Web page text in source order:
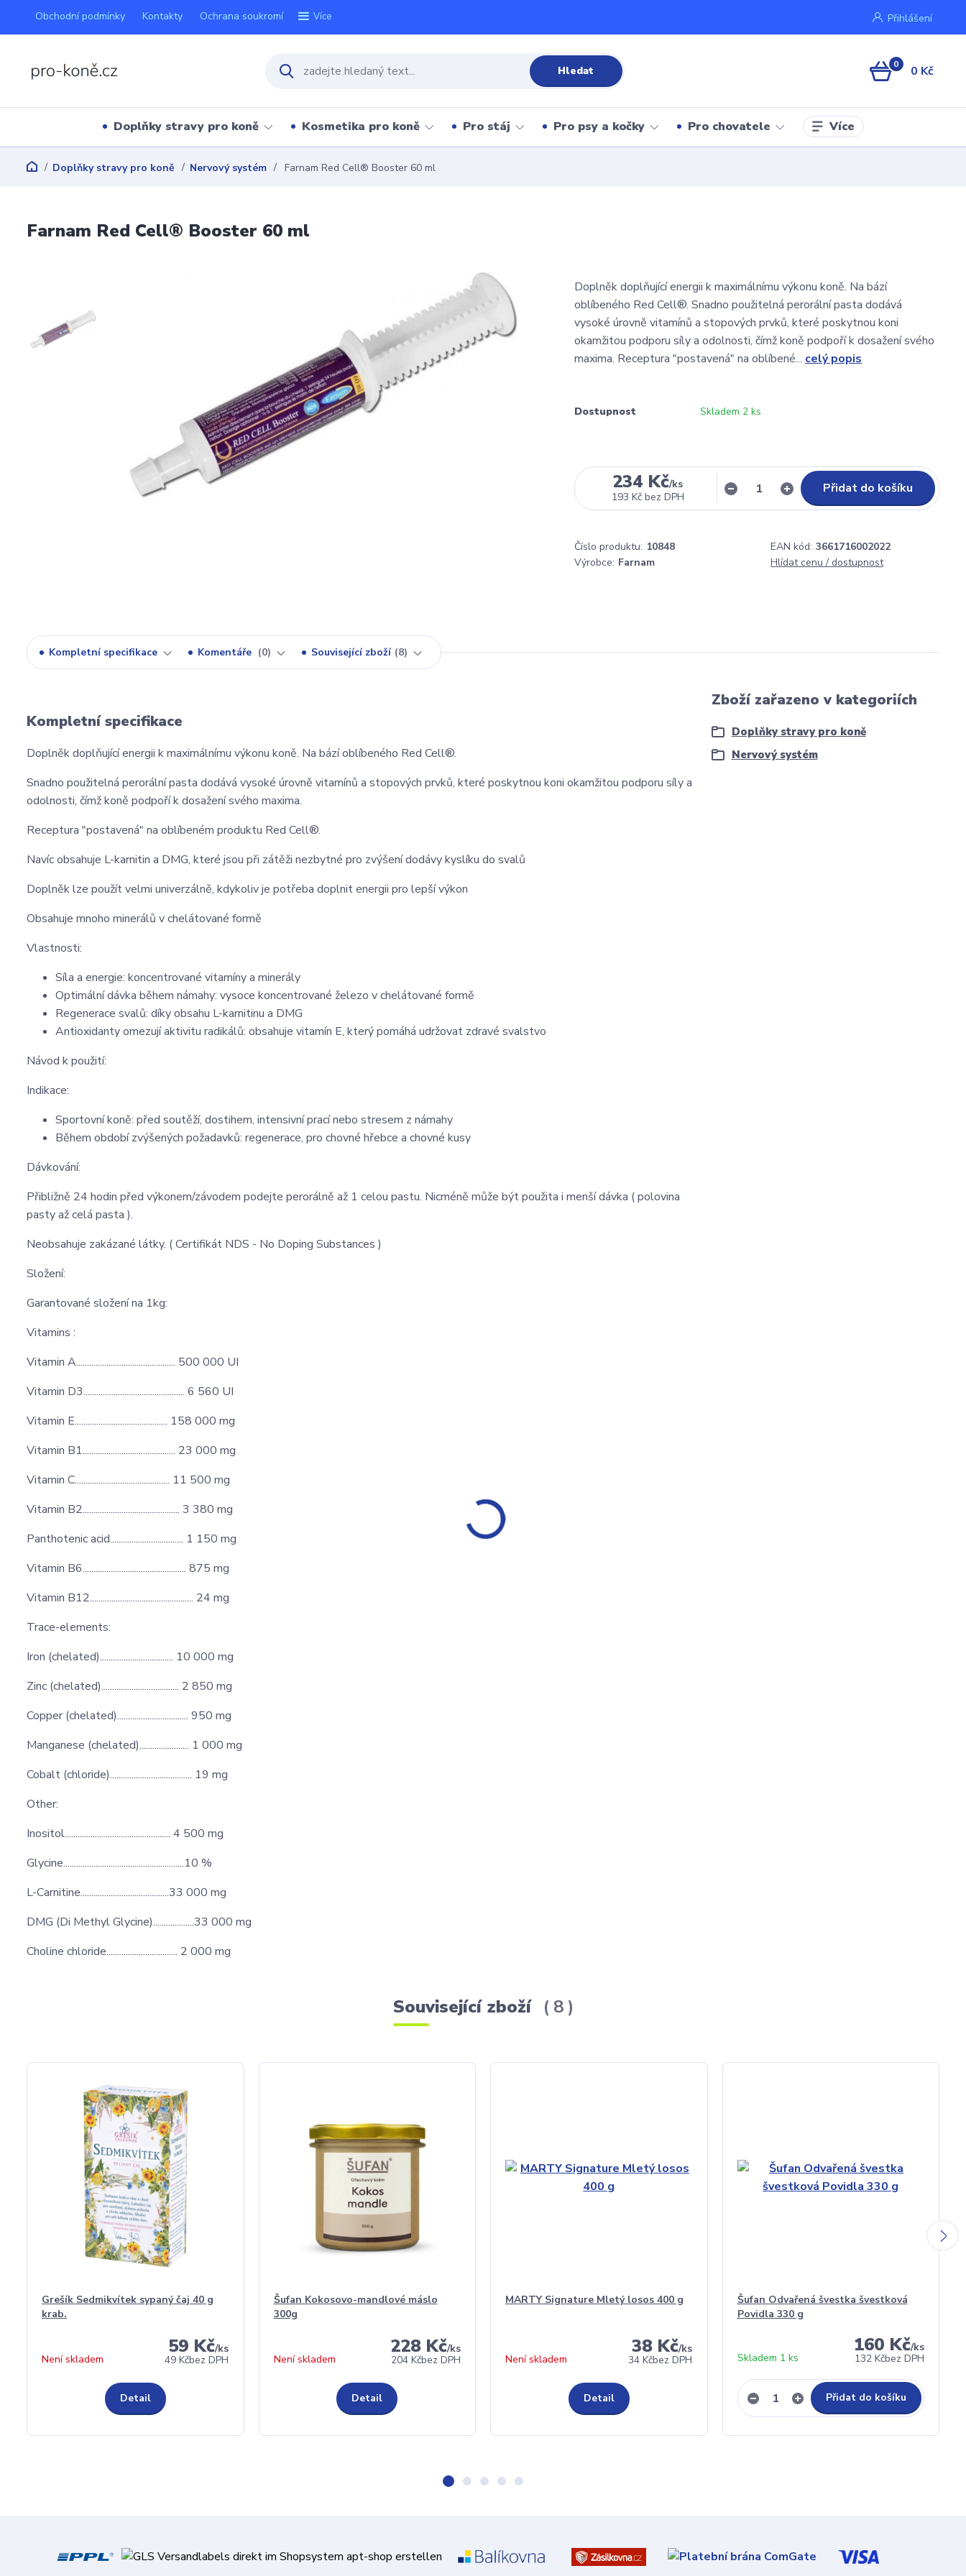
Obchodní podmínky Kontakty Ochrana soukromí Více Přihlášení
Hledat 0 0 Kč
Doplňky stravy pro koně Kosmetika pro koně Pro stáj Pro psy a kočky Pro chovatele Více
Doplňky stravy pro koně Nervový systém Farnam Red Cell® Booster 60 ml
Farnam Red Cell® Booster 60 ml
Doplněk doplňující energii k maximálnímu výkonu koně. Na bází
oblíbeného Red Cell®. Snadno použitelná perorální pasta dodává
vysoké úrovně vitamínů a stopových prvků, které poskytnou koni
okamžitou podporu síly a odolnosti, čímž koně podpoří k dosažení svého
maxima. Receptura "postavená" na oblíbené... celý popis
Dostupnost Skladem 2 ks
234 Kč/ks
193 Kč bez DPH
Přidat do košíku
Číslo produktu: 10848 EAN kód: 3661716002022
Výrobce: Farnam Hlídat cenu / dostupnost
Kompletní specifikace Komentáře 0 Související zboží 8
Kompletní specifikace
Doplněk doplňující energii k maximálnímu výkonu koně. Na bází oblíbeného Red Cell®.
Snadno použitelná perorální pasta dodává vysoké úrovně vitamínů a stopových prvků, které poskytnou koni okamžitou podporu síly a
odolnosti, čímž koně podpoří k dosažení svého maxima.
Receptura "postavená" na oblíbeném produktu Red Cell®.
Navíc obsahuje L-karnitin a DMG, které jsou při zátěži nezbytné pro zvýšení dodávy kyslíku do svalů
Doplněk lze použít velmi univerzálně, kdykoliv je potřeba doplnit energii pro lepší výkon
Obsahuje mnoho minerálů v chelátované formě
Vlastnosti:
Síla a energie: koncentrované vitamíny a minerály
Optimální dávka během námahy: vysoce koncentrované železo v chelátované formě
Regenerace svalů: díky obsahu L-karnitinu a DMG
Antioxidanty omezují aktivitu radikálů: obsahuje vitamín E, který pomáhá udržovat zdravé svalstvo
Návod k použití:
Indikace:
Sportovní koně: před soutěží, dostihem, intensivní prací nebo stresem z námahy
Během období zvýšených požadavků: regenerace, pro chovné hřebce a chovné kusy
Dávkování:
Přibližně 24 hodin před výkonem/závodem podejte perorálně až 1 celou pastu. Nicméně může být použita i menší dávka ( polovina
pasty až celá pasta ).
Neobsahuje zakázané látky. ( Certifikát NDS - No Doping Substances )
Složení:
Garantované složení na 1kg:
Vitamins :
Vitamin A.............................................. 500 000 UI
Vitamin D3............................................... 6 560 UI
Vitamin E........................................... 158 000 mg
Vitamin B1........................................... 23 000 mg
Vitamin C............................................ 11 500 mg
Vitamin B2............................................. 3 380 mg
Panthotenic acid.................................. 1 150 mg
Vitamin B6................................................ 875 mg
Vitamin B12................................................ 24 mg
Trace-elements:
Iron (chelated).................................. 10 000 mg
Zinc (chelated).................................... 2 850 mg
Copper (chelated)................................. 950 mg
Manganese (chelated)....................... 1 000 mg
Cobalt (chloride)...................................... 19 mg
Other:
Inositol................................................. 4 500 mg
Glycine........................................................10 %
L-Carnitine.........................................33 000 mg
DMG (Di Methyl Glycine)...................33 000 mg
Choline chloride................................. 2 000 mg
Zboží zařazeno v kategoriích
Doplňky stravy pro koně
Nervový systém
Související zboží 8
Grešík Sedmikvítek sypaný čaj 40 g
krab.
59 Kč/ks
49 Kčbez DPH
Není skladem
Detail
Šufan Kokosovo-mandlové máslo
300g
228 Kč/ks
204 Kčbez DPH
Není skladem
Detail
MARTY Signature Mletý losos 400 g
38 Kč/ks
34 Kčbez DPH
Není skladem
Detail
Šufan Odvařená švestka švestková
Povidla 330 g
160 Kč/ks
132 Kčbez DPH
Skladem 1 ks
Přidat do košíku